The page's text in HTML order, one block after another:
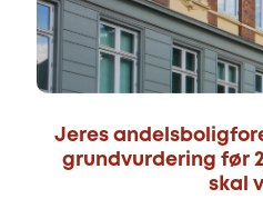
Jeres
grundvurdering før
skal